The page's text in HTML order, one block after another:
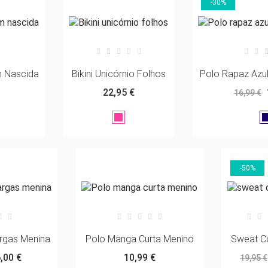
Nascida
Bikini Unicórnio Folhos
22,95 €
Rosa
-30%
Polo Rapaz
16,99 €
Menina
€
Polo Manga Curta Menino
10,99 €
-50%
Sweat
19,95 €